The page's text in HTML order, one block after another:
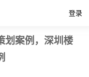
登录
划案例，深圳楼